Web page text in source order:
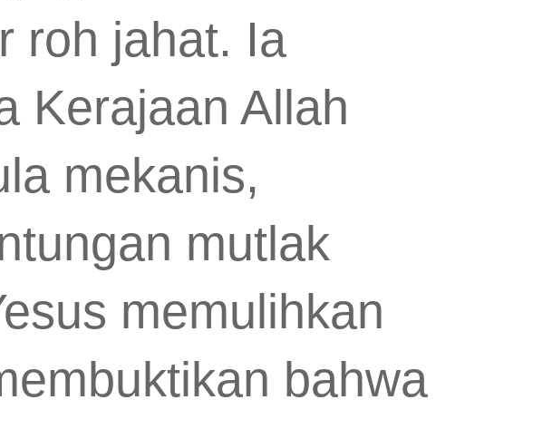
roh jahat. Ia
Kerajaan Allah
mekanis,
mutlak
memulihkan
bahwa